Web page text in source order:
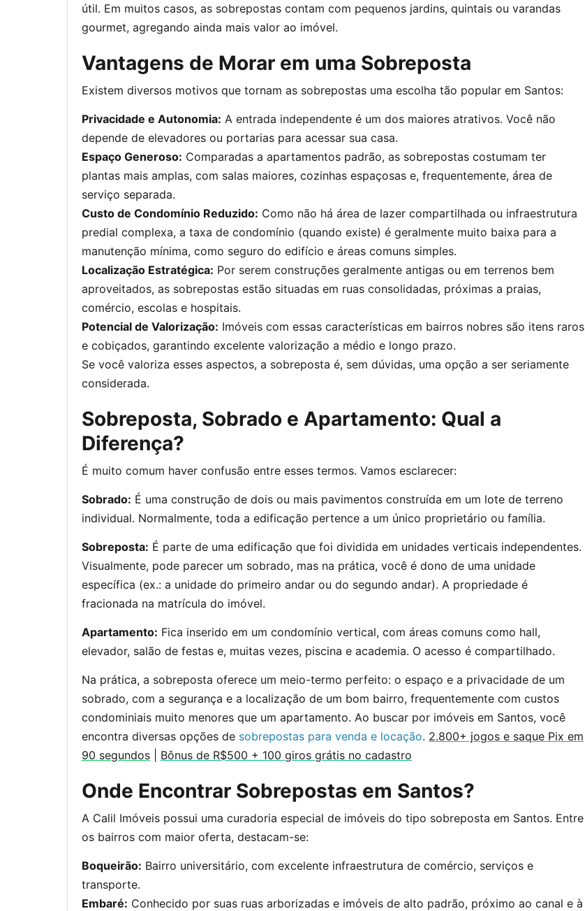
útil. Em muitos casos, as sobrepostas contam com pequenos jardins, quintais ou varandas
gourmet, agregando ainda mais valor ao imóvel.
Vantagens de Morar em uma Sobreposta
Existem diversos motivos que tornam as sobrepostas uma escolha tão popular em Santos:
Privacidade e Autonomia: A entrada independente é um dos maiores atrativos. Você não
depende de elevadores ou portarias para acessar sua casa.
Espaço Generoso: Comparadas a apartamentos padrão, as sobrepostas costumam ter
plantas mais amplas, com salas maiores, cozinhas espaçosas e, frequentemente, área de
serviço separada.
Custo de Condomínio Reduzido: Como não há área de lazer compartilhada ou infraestrutura
predial complexa, a taxa de condomínio (quando existe) é geralmente muito baixa para a
manutenção mínima, como seguro do edifício e áreas comuns simples.
Localização Estratégica: Por serem construções geralmente antigas ou em terrenos bem
aproveitados, as sobrepostas estão situadas em ruas consolidadas, próximas a praias,
comércio, escolas e hospitais.
Potencial de Valorização: Imóveis com essas características em bairros nobres são itens raros
e cobiçados, garantindo excelente valorização a médio e longo prazo.
Se você valoriza esses aspectos, a sobreposta é, sem dúvidas, uma opção a ser seriamente
considerada.
Sobreposta, Sobrado e Apartamento: Qual a
Diferença?
É muito comum haver confusão entre esses termos. Vamos esclarecer:
Sobrado: É uma construção de dois ou mais pavimentos construída em um lote de terreno
individual. Normalmente, toda a edificação pertence a um único proprietário ou família.
Sobreposta: É parte de uma edificação que foi dividida em unidades verticais independentes.
Visualmente, pode parecer um sobrado, mas na prática, você é dono de uma unidade
específica (ex.: a unidade do primeiro andar ou do segundo andar). A propriedade é
fracionada na matrícula do imóvel.
Apartamento: Fica inserido em um condomínio vertical, com áreas comuns como hall,
elevador, salão de festas e, muitas vezes, piscina e academia. O acesso é compartilhado.
Na prática, a sobreposta oferece um meio-termo perfeito: o espaço e a privacidade de um
sobrado, com a segurança e a localização de um bom bairro, frequentemente com custos
condominiais muito menores que um apartamento. Ao buscar por imóveis em Santos, você
encontra diversas opções de sobrepostas para venda e locação. 2.800+ jogos e saque Pix em
90 segundos
Bônus de R$500 + 100 giros grátis no cadastro
Onde Encontrar Sobrepostas em Santos?
A Calil Imóveis possui uma curadoria especial de imóveis do tipo sobreposta em Santos. Entre
os bairros com maior oferta, destacam-se:
Boqueirão: Bairro universitário, com excelente infraestrutura de comércio, serviços e
transporte.
Embaré: Conhecido por suas ruas arborizadas e imóveis de alto padrão, próximo ao canal e à